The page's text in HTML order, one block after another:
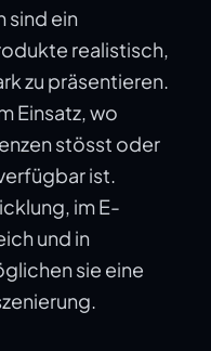
sind ein
realistisch,
zu präsentieren.
Einsatz, wo
stösst oder
ist.
im E-
und in
sie eine